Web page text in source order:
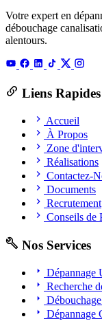
Votre expert en
débouchage
alentours.
Liens Rapides
Accueil
À Propos
Zone
Réalisations
Contactez-
Documents
Recrutement
Conseils de
Nos Services
Dépannage
Recherche
Dépannage